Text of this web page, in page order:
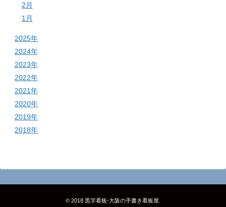
2月
1月
2025年
2024年
2023年
2022年
2021年
2020年
2019年
2018年
© 2018 黒字看板‐大阪の手書き看板屋